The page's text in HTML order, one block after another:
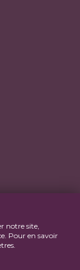
notre site,
Pour en savoir